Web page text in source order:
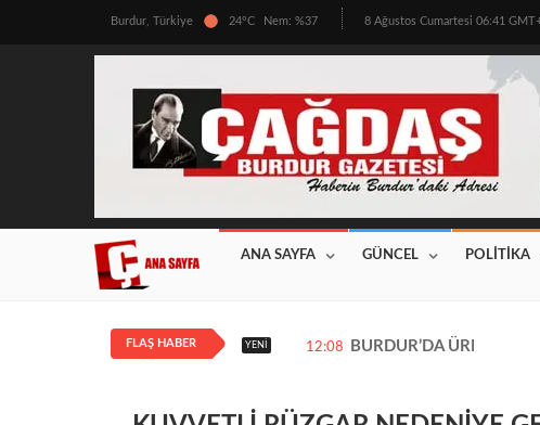
Burdur, Türkiye 24°C Nem: %37 8 Ağustos Cumartesi 06:41
ANA SAYFA GÜNCEL POLİTİKA
FLAŞ HABER YENI 12:08 BURDUR’DA